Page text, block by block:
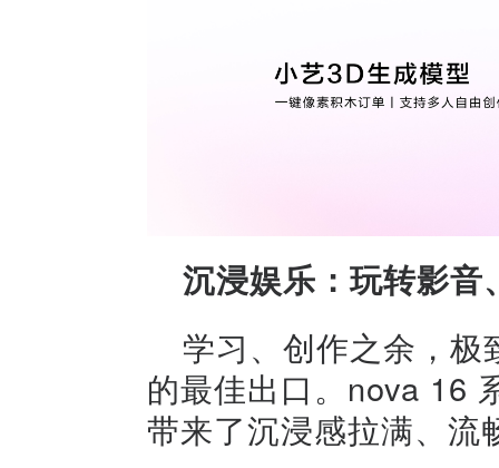
沉浸娱乐：玩转影音
学习、创作之余，
的最佳出口。nova 16
带来了沉浸感拉满、流